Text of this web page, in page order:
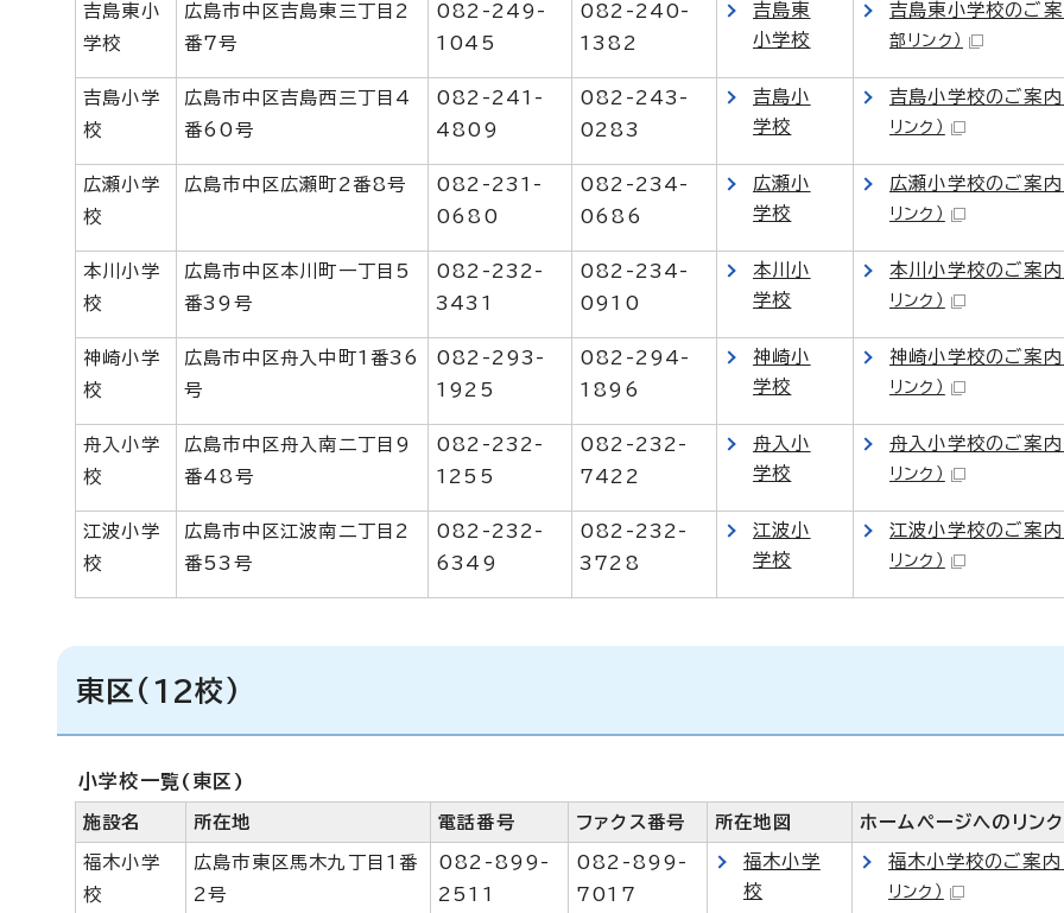
吉島東小
学校
広島市中区吉島東三丁目2
番7号
082-249-
1045
082-240-
1382
吉島東
小学校
吉島東小学校のご案
部リンク）
吉島小学
校
広島市中区吉島西三丁目4
番60号
082-241-
4809
082-243-
0283
吉島小
学校
吉島小学校のご案内
リンク）
広瀬小学
校
広島市中区広瀬町2番8号
082-231-
0680
082-234-
0686
広瀬小
学校
広瀬小学校のご案内
リンク）
本川小学
校
広島市中区本川町一丁目5
番39号
082-232-
3431
082-234-
0910
本川小
学校
本川小学校のご案内
リンク）
神崎小学
校
広島市中区舟入中町1番36
号
082-293-
1925
082-294-
1896
神崎小
学校
神崎小学校のご案内
リンク）
舟入小学
校
広島市中区舟入南二丁目9
番48号
082-232-
1255
082-232-
7422
舟入小
学校
舟入小学校のご案内
リンク）
江波小学
校
広島市中区江波南二丁目2
番53号
082-232-
6349
082-232-
3728
江波小
学校
江波小学校のご案内
リンク）
東区(12校)
小学校一覧(東区)
施設名 所在地 電話番号 ファクス番号 所在地図 ホームページへのリンク
福木小学
校
広島市東区馬木九丁目1番
2号
082-899-
2511
082-899-
7017
福木小学
校
福木小学校のご案内
リンク）